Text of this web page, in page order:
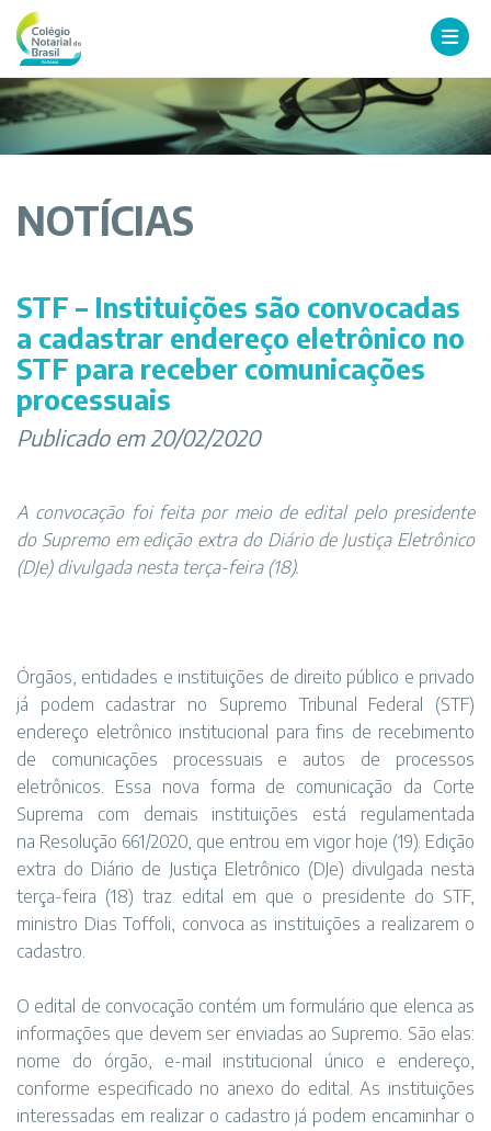
NOTÍCIAS
STF – Instituições são convocadas
a cadastrar endereço eletrônico no
STF para receber comunicações
processuais
Publicado em 20/02/2020
A convocação foi feita por meio de edital pelo presidente
do Supremo em edição extra do Diário de Justiça Eletrônico
(DJe) divulgada nesta terça-feira (18).
Órgãos, entidades e instituições de direito público e privado
já podem cadastrar no Supremo Tribunal Federal (STF)
endereço eletrônico institucional para fins de recebimento
de comunicações processuais e autos de processos
eletrônicos. Essa nova forma de comunicação da Corte
Suprema com demais instituições está regulamentada
na Resolução 661/2020, que entrou em vigor hoje (19). Edição
extra do Diário de Justiça Eletrônico (DJe) divulgada nesta
terça-feira (18) traz edital
em que o presidente do STF,
ministro Dias Toffoli, convoca as instituições a realizarem o
cadastro.
O edital de convocação contém um formulário que elenca as
informações que devem ser enviadas ao Supremo. São elas:
nome do órgão, e-mail institucional único e endereço,
conforme especificado no anexo do edital. As instituições
interessadas em realizar o cadastro já podem encaminhar o